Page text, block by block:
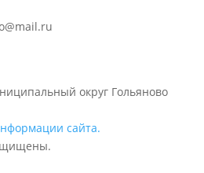
округ Гольяново
сайта.